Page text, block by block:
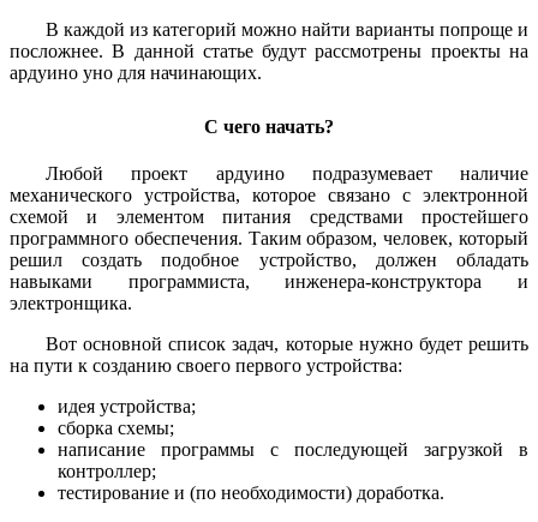
В каждой из категорий можно найти варианты попроще и
посложнее. В данной статье будут рассмотрены проекты на
ардуино уно для начинающих.
С чего начать?
Любой проект ардуино подразумевает наличие
механического устройства, которое связано с электронной
схемой и элементом питания средствами простейшего
программного обеспечения. Таким образом, человек, который
решил создать подобное устройство, должен обладать
навыками программиста, инженера-конструктора и
электронщика.
Вот основной список задач, которые нужно будет решить
на пути к созданию своего первого устройства:
идея устройства;
сборка схемы;
написание программы с последующей загрузкой в
контроллер;
тестирование и (по необходимости) доработка.